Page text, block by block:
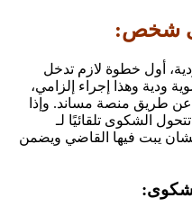
شخص:
أول خطوة لازم تدخل
ودية وهذا إجراء إلزامي،
طريق منصة مساند. وإذا
وديا خلال 21 يوم، تتحول الشكوى تلقائيًا لـ
يبت فيها القاضي ويضمن